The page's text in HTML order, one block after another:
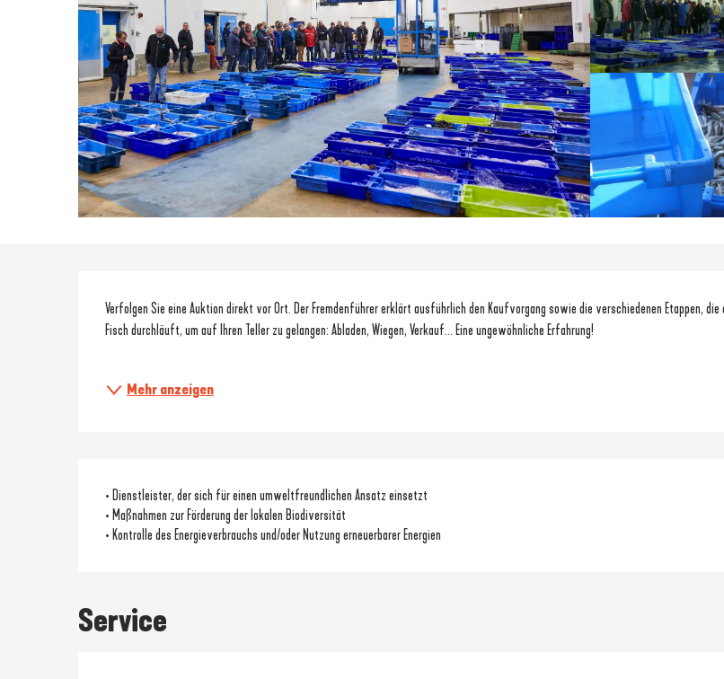
Beschreibung
Verfolgen Sie eine Auktion direkt vor Ort. Der Fremdenführer erklärt ausführlich den Kaufvorgang sowie die verschiedenen Etappen, die
Fisch durchläuft, um auf Ihren Teller zu gelangen: Abladen, Wiegen, Verkauf... Eine ungewöhnliche Erfahrung!
Mehr anzeigen
• Dienstleister, der sich für einen umweltfreundlichen Ansatz einsetzt
• Maßnahmen zur Förderung der lokalen Biodiversität
• Kontrolle des Energieverbrauchs und/oder Nutzung erneuerbarer Energien
Service